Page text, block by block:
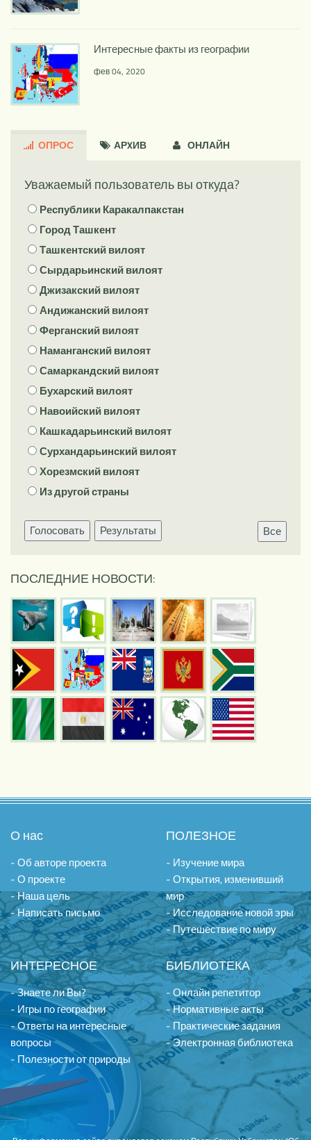
Интересные факты из географии
фев 04, 2020
ОПРОС АРXИВ ОНЛАЙН
Уважаемый пользователь вы откуда?
Республики Каракалпакстан
Город Ташкент
Ташкентский вилоят
Сырдарьинский вилоят
Джизакский вилоят
Андижанский вилоят
Ферганский вилоят
Наманганский вилоят
Самаркандский вилоят
Бухарский вилоят
Навоийский вилоят
Кашкадарьинский вилоят
Сурхандарьинский вилоят
Хорезмский вилоят
Из другой страны
Голосовать Результаты Все
ПОСЛЕДНИЕ НОВОСТИ:
О нас
- Об авторе проекта
- О проекте
- Наша цель
- Написать письмо
ПОЛЕЗНОЕ
- Изучение мира
- Открытия, изменивший
мир
- Исследование новой эры
- Путешествие по миру
ИНТЕРЕСНОЕ
- Знаете ли Вы?
- Игры по географии
- Ответы на интересные
вопросы
- Полезности от природы
БИБЛИОТЕКА
- Онлайн репетитор
- Нормативные акты
- Практические задания
- Электронная библиотека